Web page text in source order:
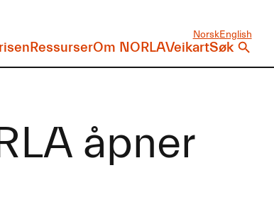
NorskEnglish
RessurserOm NORLAVeikartSøk
åpner